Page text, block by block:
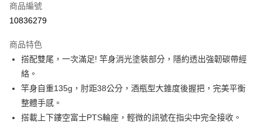
成交易。
4.訂單成立30分鐘內，如未前往確認交易或遇審核未通過，訂單將自動取
法說明評估內容。
【繳款方式說明】
1.分期款項不併入電信帳單，「大哥付你分期」於每月結算日後寄送繳費提
醒簡訊。
2.透過簡訊連結打開帳單後，可選擇「超商條碼／台灣大直營門市／銀行轉
帳／街口支付／iPASS MONEY」等通路繳費。
【注意事項】
AFTEE先享後付是「在收到商品之後才付款」的支付方式。 讓您購物簡單
便利好安心！
２．便利：只要手機號碼，簡訊認證，即可結帳。
【「AFTEE先享後付」結帳流程】
１．於結帳方式選擇「AFTEE先享後付」後，將跳轉至「AFTEE先享後付」
結帳頁面，進行簡訊認證並確認金額後，即可完成結帳。
２．訂單成立數日內，您將收到繳費通知簡訊。
３．收到繳費通知簡訊後14天內，點擊此簡訊中的連結，可透過四大超商／
ATM付款
運送方式
一般宅配（門市自取請勿下單，請聯繫客服）
每筆NT$100，滿NT$2,000(含以上)免運費
大型宅配(門市自取請勿下單，請聯繫客服）
商品編號
10836279
商品特色
搭配雙尾，一次滿足! 竿身消光塗裝部分，隱約透出強韌碳帶經
絡。
竿身自重135g，肘距38公分，酒瓶型大錐度後握把，完美平衡
整體手感。
搭載上下鏤空富士PTS輪座，輕微的訊號在指尖中完全接收。